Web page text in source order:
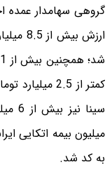
ارزش
کمتر از 2.5
به کد شد.